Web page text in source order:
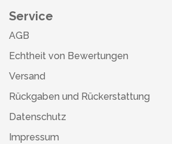
Service
AGB
Echtheit von Bewertungen
Versand
Rückgaben und Rückerstattung
Datenschutz
Impressum